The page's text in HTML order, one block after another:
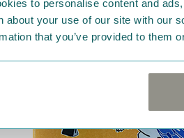
to personalise content and
about your use of our site with our
that you’ve provided to them